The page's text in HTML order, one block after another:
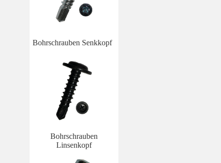
Bohrschrauben Senkkopf
Bohrschrauben
Linsenkopf